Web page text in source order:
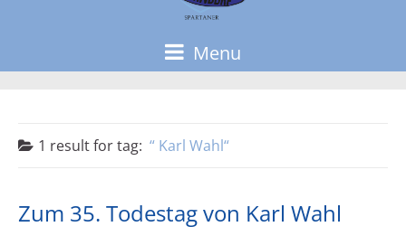
Menu
1 result fortag: Karl Wahl
Zum 35. Todestag von Karl Wahl